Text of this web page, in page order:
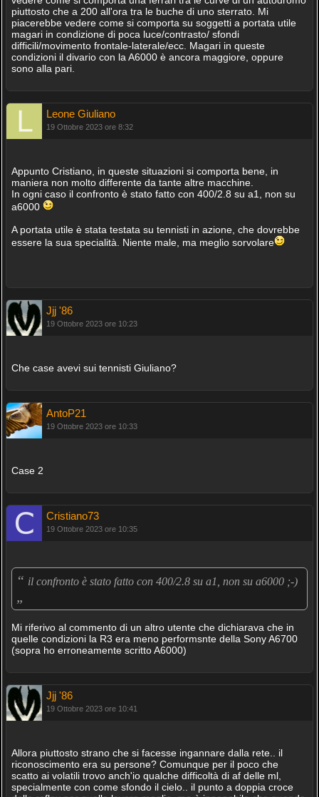
piuttosto che a 200 all'ora tra le buche di uno sterrato. Mi
piacerebbe vedere come si comporta su soggetti a portata utile
magari in condizione di poca luce/contrasto/ sfondi
difficili/movimento frontale-laterale/ecc. Magari in queste
condizioni il divario con la A6000 è ancora maggiore, oppure
sono alla pari.
Leone Giuliano
19 Ottobre 2023 ore 8:32
Appunto Cristiano, in queste situazioni si comporta bene, in
maniera non molto differente da tante altre macchine.
In ogni caso il confronto è stato fatto con 400/2.8 su a1, non su
a6000
A portata utile è stata testata su tennisti in azione, che dovrebbe
essere la sua specialità. Niente male, ma meglio sorvolare
Jjj '86
19 Ottobre 2023 ore 10:23
Che case avevi sui tennisti Giuliano?
AntoP21
19 Ottobre 2023 ore 10:33
Case 2
Cristiano73
19 Ottobre 2023 ore 10:35
“ il confronto è stato fatto con 400/2.8 su a1, non su a6000 ;-)
„
Mi riferivo al commento di un altro utente che dichiarava che in
quelle condizioni la R3 era meno performsnte della Sony A6700
(sopra ho erroneamente scritto A6000)
Jjj '86
19 Ottobre 2023 ore 10:41
Allora piuttosto strano che si facesse ingannare dalla rete.. il
riconoscimento era su persone? Comunque per il poco che
scatto ai volatili trovo anch'io qualche difficoltà di af delle ml,
specialmente con come sfondo il cielo.. il punto a doppia croce